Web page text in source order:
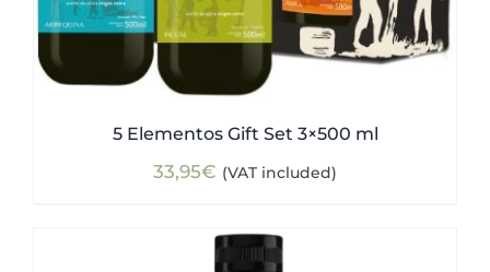
5 Elementos Gift Set 3×500 ml
33,95€ (VAT included)